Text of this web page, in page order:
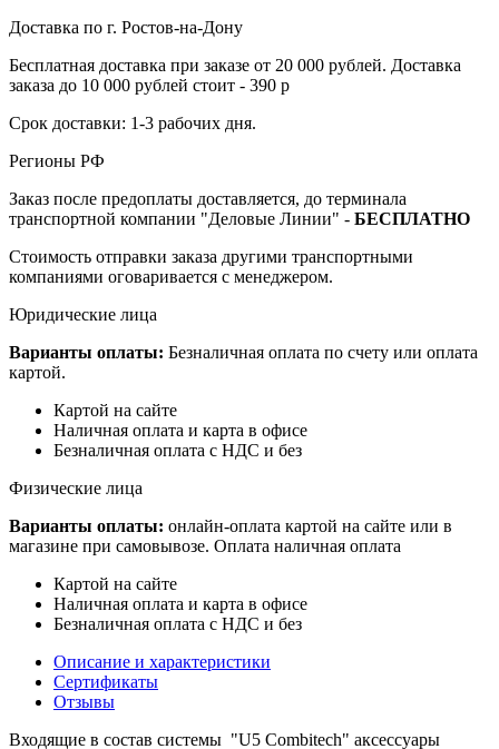
Доставка по г. Ростов-на-Дону
Бесплатная доставка при заказе от 20 000 рублей. Доставка
заказа до 10 000 рублей стоит - 390 р
Срок доставки: 1-3 рабочих дня.
Регионы РФ
Заказ после предоплаты доставляется, до терминала
транспортной компании "Деловые Линии" - БЕСПЛАТНО
Стоимость отправки заказа другими транспортными
компаниями оговаривается с менеджером.
Юридические лица
Варианты оплаты: Безналичная оплата по счету или оплата
картой.
Картой на сайте
Наличная оплата и карта в офисе
Безналичная оплата с НДС и без
Физические лица
Варианты оплаты: онлайн-оплата картой на сайте или в
магазине при самовывозе. Оплата наличная оплата
Картой на сайте
Наличная оплата и карта в офисе
Безналичная оплата с НДС и без
Описание и характеристики
Сертификаты
Отзывы
Входящие в состав системы "U5 Combitech" аксессуары